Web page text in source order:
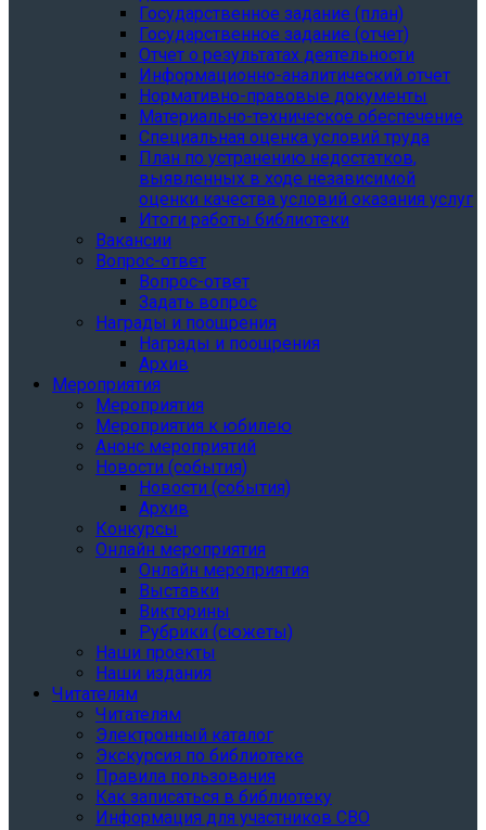
Государственное задание (план)
Государственное задание (отчет)
Отчет о результатах деятельности
Информационно-аналитический отчет
Нормативно-правовые документы
Материально-техническое обеспечение
Специальная оценка условий труда
План по устранению недостатков,
выявленных в ходе независимой
оценки качества условий оказания услуг
Итоги работы библиотеки
Вакансии
Вопрос-ответ
Вопрос-ответ
Задать вопрос
Награды и поощрения
Награды и поощрения
Архив
Мероприятия
Мероприятия
Мероприятия к юбилею
Анонс мероприятий
Новости (события)
Новости (события)
Архив
Конкурсы
Онлайн мероприятия
Онлайн мероприятия
Выставки
Викторины
Рубрики (сюжеты)
Наши проекты
Наши издания
Читателям
Читателям
Электронный каталог
Экскурсия по библиотеке
Правила пользования
Как записаться в библиотеку
Информация для участников СВО